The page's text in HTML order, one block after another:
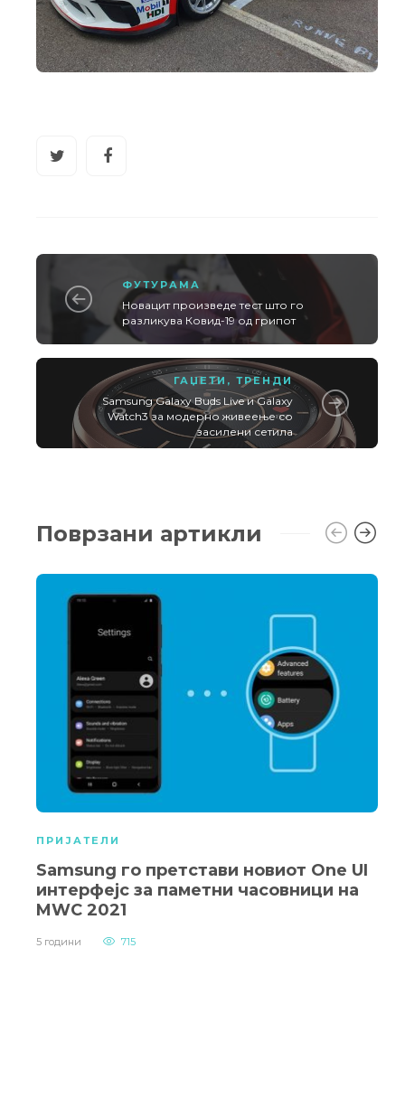
ФУТУРАМА
Новацит произведе тест што го
разликува Ковид-19 од грипот
ГАЏЕТИ , ТРЕНДИ
Samsung Galaxy Buds Live и Galaxy
Watch3 за модерно живеење со
засилени сетила
Поврзани артикли
ПРИЈАТЕЛИ
Samsung го претстави новиот One UI
интерфејс за паметни часовници на
MWC 2021
5 години 715